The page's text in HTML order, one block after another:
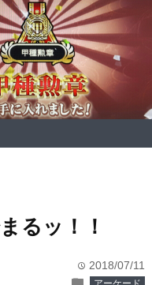
るッ！！
time 2018/07/11